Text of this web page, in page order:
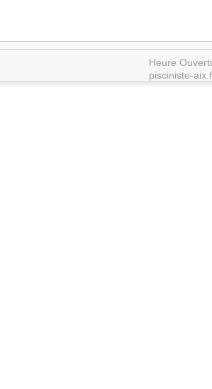
Heure
pisciniste-